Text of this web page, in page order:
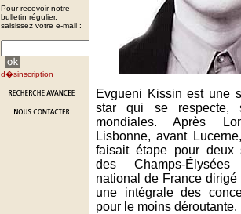
Pour recevoir notre
bulletin régulier,
saisissez votre e-mail :
d�sinscription
Evgueni Kissin est une
star qui se respecte,
mondiales. Après
Lisbonne, avant
faisait étape pour deux
des Champs-
national de France dirigé
une intégrale des
pour le moins déroutante.